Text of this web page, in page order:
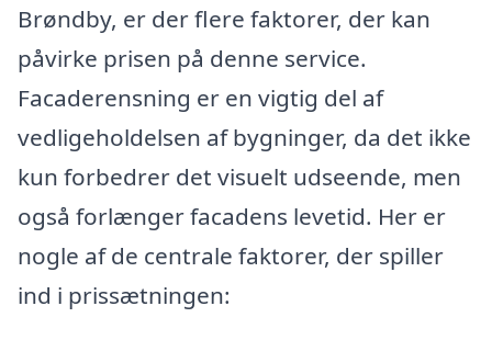
Brøndby, er der flere faktorer, der kan
påvirke prisen på denne service.
Facaderensning er en vigtig del af
vedligeholdelsen af bygninger, da det ikke
kun forbedrer det visuelt udseende, men
også forlænger facadens levetid. Her er
nogle af de centrale faktorer, der spiller
ind i prissætningen: